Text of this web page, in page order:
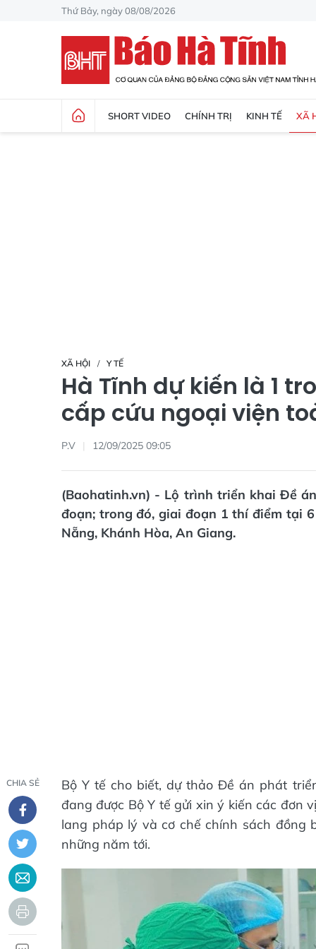
Thứ Bảy, ngày 08/08/2026
SHORT VIDEO CHÍNH TRỊ KINH TẾ XÃ
XÃ HỘI Y TẾ
Hà Tĩnh dự kiến là 1
cấp cứu ngoại viện
P.V 12/09/2025 09:05
(Baohatinh.vn) - Lộ trình triển khai Đề
đoạn; trong đó, giai đoạn 1 thí điểm tại
Nẵng, Khánh Hòa, An Giang.
CHIA SẺ
Bộ Y tế cho biết, dự thảo Đề án phát
đang được Bộ Y tế gửi xin ý kiến các đơn
lang pháp lý và cơ chế chính sách đồng
những năm tới.